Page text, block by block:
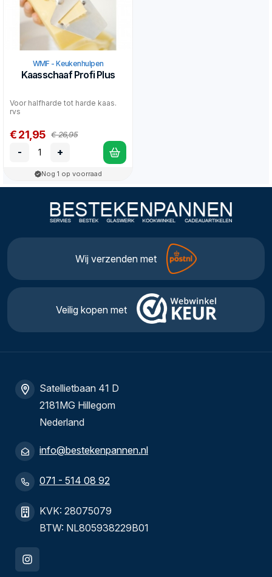
WMF - Keukenhulpen
Kaasschaaf Profi Plus
Voor halfharde tot harde kaas.
rvs
€ 21,95 € 26,95
- +
Nog 1 op voorraad
Wij verzenden met
Veilig kopen met
Satellietbaan 41 D
2181MG Hillegom
Nederland
info@bestekenpannen.nl
071 - 514 08 92
KVK: 28075079
BTW: NL805938229B01